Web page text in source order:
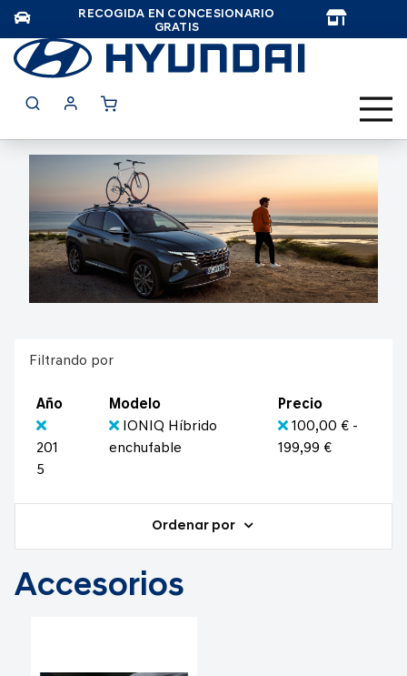
RECOGIDA EN CONCESIONARIO
GRATIS
Filtrando por
Año
201
5
Modelo
IONIQ Híbrido
enchufable
Precio
100,00 € -
199,99 €
Ordenar por
Accesorios